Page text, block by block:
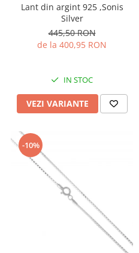
Lant din argint 925 ,Sonis
Silver
445,50 RON
de la 400,95 RON
IN STOC
VEZI VARIANTE
-10%